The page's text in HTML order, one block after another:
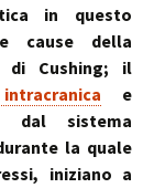
in questo
cause della
Cushing; il
e
dal sistema
la quale
iniziano a